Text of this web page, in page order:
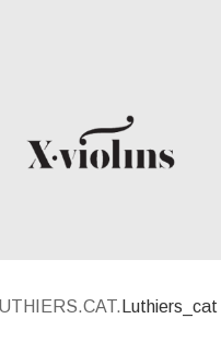
Luthiers_cat